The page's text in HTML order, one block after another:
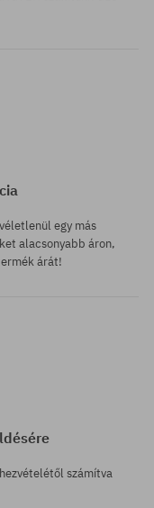
egy más
alacsonyabb áron,
árát!
számítva